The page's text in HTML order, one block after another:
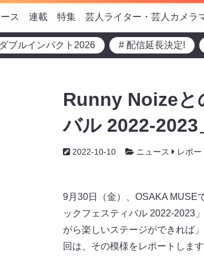
ス 連載 特集 芸人ライター・芸人カメラ
ブルインパクト2026 # 配信延長決定!
Runny Noizeと
バル 2022-2023
2022-10-10 ニュース レポー
9月30日（金）、OSAKA MUSE
ックフェスティバル 2022-2023
がら楽しいステージができれば
回は、その模様をレポートします